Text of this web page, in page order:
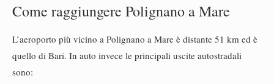
Come raggiungere Polignano a Mare
L’aeroporto più vicino a Polignano a Mare è distante 51 km ed è
quello di Bari. In auto invece le principali uscite autostradali
sono: